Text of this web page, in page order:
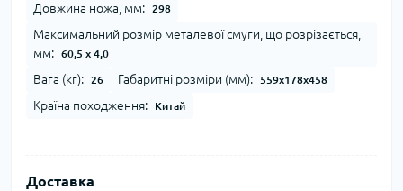
Довжина ножа, мм: 298
Максимальний розмір металевої смуги, що розрізається,
мм:
60,5 x 4,0
Вага (кг): 26 Габаритні розміри (мм): 559x178x458
Країна походження: Китай
Доставка